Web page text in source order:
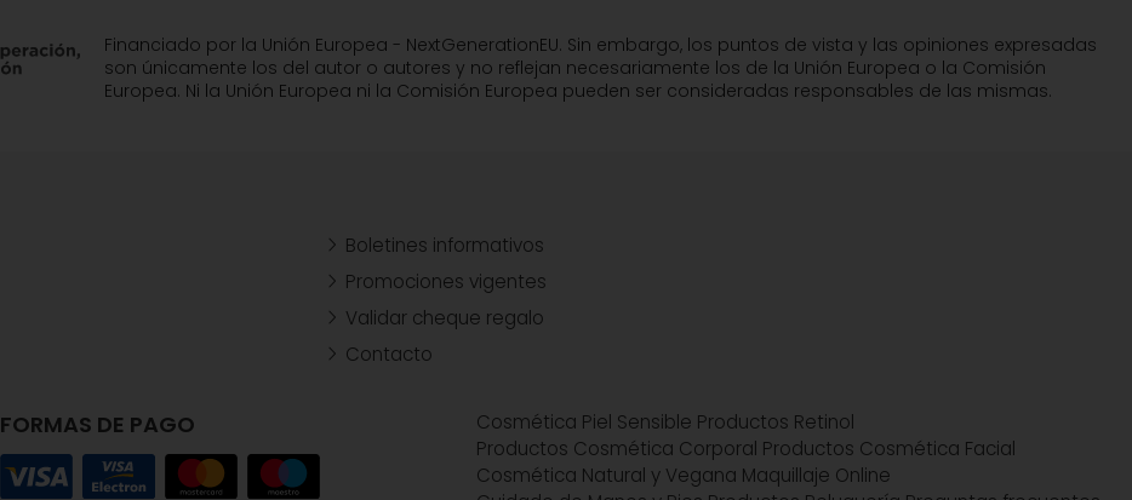
Financiado por la Unión Europea - NextGenerationEU. Sin embargo, los puntos de vista y las opiniones expresadas
son únicamente los del autor o autores y no reflejan necesariamente los de la Unión Europea o la Comisión
Europea. Ni la Unión Europea ni la Comisión Europea pueden ser consideradas responsables de las mismas.
FORMAS DE PAGO
Boletines informativos
Promociones vigentes
Validar cheque regalo
Contacto
Cosmética Piel Sensible Productos Retinol
Productos Cosmética Corporal Productos Cosmética Facial
Cosmética Natural y Vegana Maquillaje Online